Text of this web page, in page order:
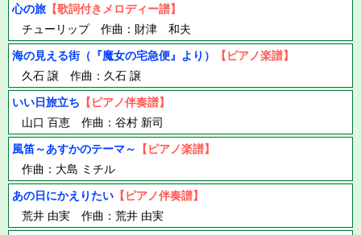
心の旅 【歌詞付きメロディー譜】
チューリップ 作曲：財津 和夫
海の見える街（『魔女の宅急便』より）
【ピアノ楽譜】
久石 譲 作曲：久石 譲
いい日旅立ち 【ピアノ伴奏譜】
山口 百恵 作曲：谷村 新司
風笛～あすかのテーマ～
【ピアノ楽譜】
作曲：大島 ミチル
あの日にかえりたい 【ピアノ伴奏譜】
荒井 由実 作曲：荒井 由実